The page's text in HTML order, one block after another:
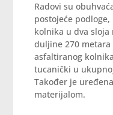
Radovi su
postojeće
kolnika u dva
duljine 270
asfaltiranog
tucanički u
Također je
materijalom.